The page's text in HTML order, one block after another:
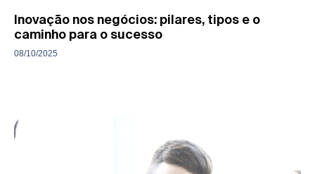
Inovação nos negócios: pilares, tipos e o
caminho para o sucesso
08/10/2025